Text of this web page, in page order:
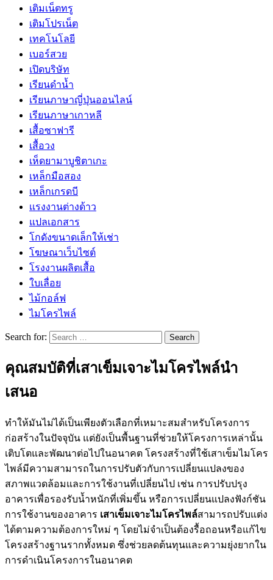
เติมเน็ตทรู
เติมโปรเน็ต
เทคโนโลยี
เบอร์สวย
เปิดบริษัท
เรียนดำน้ำ
เรียนภาษาญี่ปุ่นออนไลน์
เรียนภาษาเกาหลี
เสื้อซาฟารี
เสื้อวง
เห็ดยามาบูชิตาเกะ
เหล็กมือสอง
เหล็กเกรดบี
เเรงงานต่างด้าว
แปลเอกสาร
โกดังขนาดเล็กให้เช่า
โฆษณาเว็บไซต์
โรงงานผลิตเสื้อ
ใบเลื่อย
ไม้กอล์ฟ
ไมโครไพล์
Search for:
คุณสมบัติที่เสาเข็มเจาะไมโครไพล์นำ
เสนอ
ทำให้มันไม่ได้เป็นเพียงตัวเลือกที่เหมาะสมสำหรับโครงการ
ก่อสร้างในปัจจุบัน แต่ยังเป็นพื้นฐานที่ช่วยให้โครงการเหล่านั้น
เติบโตและพัฒนาต่อไปในอนาคต โครงสร้างที่ใช้เสาเข็มไมโคร
ไพล์มีความสามารถในการปรับตัวกับการเปลี่ยนแปลงของ
สภาพแวดล้อมและการใช้งานที่เปลี่ยนไป เช่น การปรับปรุง
อาคารเพื่อรองรับน้ำหนักที่เพิ่มขึ้น หรือการเปลี่ยนแปลงฟังก์ชัน
การใช้งานของอาคาร เสาเข็มเจาะไมโครไพล์สามารถปรับแต่ง
ได้ตามความต้องการใหม่ ๆ โดยไม่จำเป็นต้องรื้อถอนหรือแก้ไข
โครงสร้างฐานรากทั้งหมด ซึ่งช่วยลดต้นทุนและความยุ่งยากใน
การดำเนินโครงการในอนาคต